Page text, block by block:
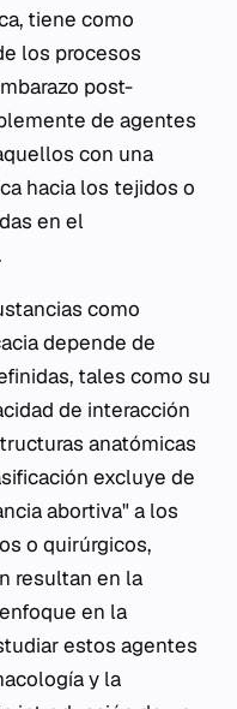
tiene como
los procesos
post-
de agentes
con una
hacia los tejidos o
en el
como
depende de
tales como su
de interacción
anatómicas
excluye de
abortiva" a los
o quirúrgicos,
resultan en la
en la
estos agentes
y la